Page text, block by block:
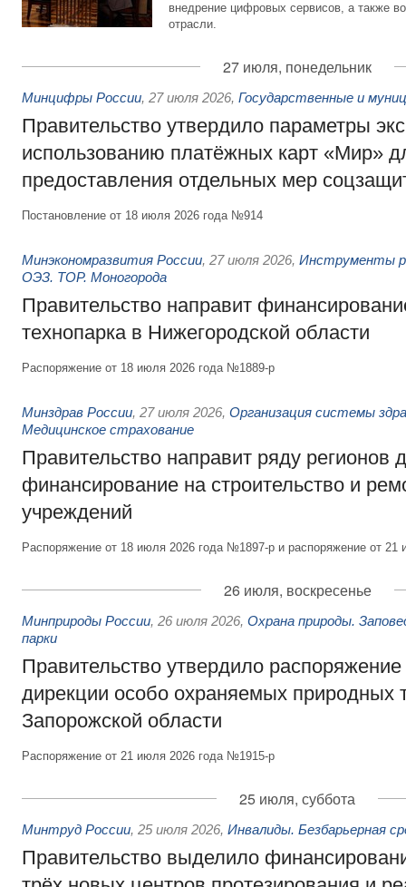
внедрение цифровых сервисов, а также
отрасли.
27 июля, понедельник
Минцифры России, 27 июля 2026, Государственные и
Правительство утвердило параметры
использованию платёжных карт «Мир»
предоставления отдельных мер
Постановление от 18 июля 2026 года №914
Минэкономразвития России, 27 июля 2026, Инструменты
ОЭЗ. ТОР. Моногорода
Правительство направит
технопарка в Нижегородской области
Распоряжение от 18 июля 2026 года №1889-р
Минздрав России, 27 июля 2026, Организация системы
Медицинское страхование
Правительство направит ряду регионов
финансирование на строительство и
учреждений
Распоряжение от 18 июля 2026 года №1897-р и распоряжение от
26 июля, воскресенье
Минприроды России, 26 июля 2026, Охрана природы.
парки
Правительство утвердило
дирекции особо охраняемых природных
Запорожской области
Распоряжение от 21 июля 2026 года №1915-р
25 июля, суббота
Минтруд России, 25 июля 2026, Инвалиды. Безбарьерная
Правительство выделило